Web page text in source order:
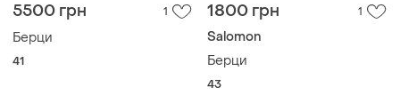
5500 грн 1
Берци
41
1800 грн 1
Salomon
Берци
43